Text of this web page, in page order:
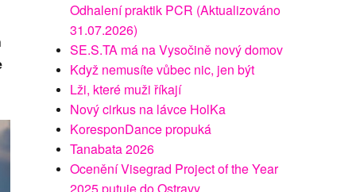
Odhalení praktik PCR (Aktualizováno
31.07.2026)
SE.S.TA má na Vysočině nový domov
Když nemusíte vůbec nic, jen být
Lži, které muži říkají
Nový cirkus na lávce HolKa
KoresponDance propuká
Tanabata 2026
Ocenění Visegrad Project of the Year